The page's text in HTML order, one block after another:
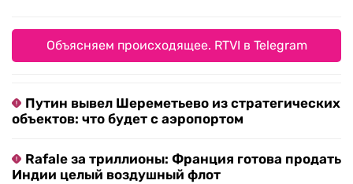
Объясняем происходящее. RTVI в Telegram
Путин вывел Шереметьево из стратегических
объектов: что будет с аэропортом
Rafale за триллионы: Франция готова продать
Индии целый воздушный флот